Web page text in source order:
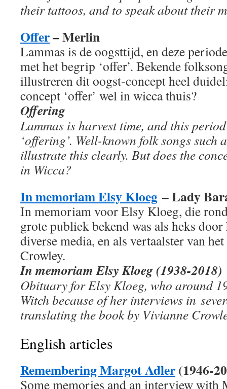
their tattoos, and to speak about their
Offer– Merlin
Lammas is de oogsttijd, en deze
met het begrip ‘offer’. Bekende
illustreren dit oogst-concept heel
concept ‘offer’ wel in wicca thuis?
Offering
Lammas is harvest time, and this
‘offering’. Well-known folk songs such
illustrate this clearly. But does the
in Wicca?
In memoriam Elsy Kloeg – Lady
In memoriam voor Elsy Kloeg, die
grote publiek bekend was als heks
diverse media, en als vertaalster van
Crowley.
In memoriam Elsy Kloeg (1938-2018)
Obituary for Elsy Kloeg, who around
Witch because of her interviews in
translating the book by Vivianne
English articles
Remembering Margot Adler(1946-
Some memories and an interview with